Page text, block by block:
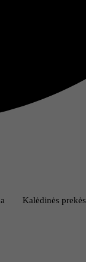
Kalėdinės prekės